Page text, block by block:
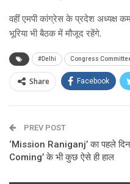
वहीं एमपी कांग्रेस के प्रदेश अध्यक्ष
भूरिया भी बैठक में मौजूद रहेंगे.
#Delhi Congress
Share Facebook
PREV POST
‘Mission Raniganj’ का पहले
Coming’ के भी कुछ ऐसे ही हाल